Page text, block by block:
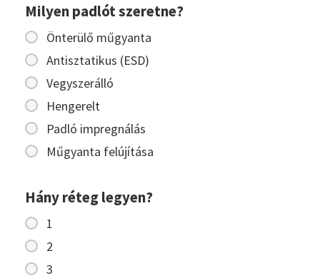
Milyen padlót szeretne?
Önterülő műgyanta
Antisztatikus (ESD)
Vegyszerálló
Hengerelt
Padló impregnálás
Műgyanta felújítása
Hány réteg legyen?
1
2
3